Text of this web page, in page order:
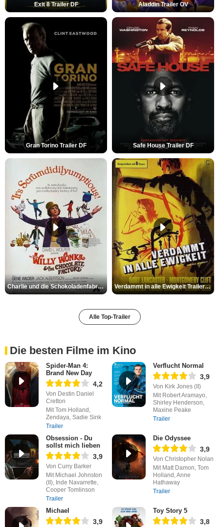
Exit 8 Trailer DF Aladdin Trailer OV
Gran Torino Trailer DF Safe House Trailer DF
Charlie und die Schokoladenfabrik Trailer OV Verdammt in alle Ewigkeit Trailer OV
Alle Top-Trailer
Die besten Filme im Kino
Spider-Man 4:
Brand New Day
4,2
Von Destin Daniel
Cretton
Mit Tom Holland,
Zendaya, Sadie Sink
Trailer
Verflucht Normal
3,9
Von Kirk Jones (II)
Mit Robert Aramayo,
Shirley Henderson,
Maxine Peake
Trailer
Obsession - Du
sollst mich lieben
3,9
Von Curry Barker
Mit Michael Johnston
(II), Inde Navarrette,
Cooper Tomlinson
Trailer
Die Odyssee
3,9
Von Christopher Nolan
Mit Matt Damon, Tom
Holland, Anne
Hathaway
Trailer
Michael
3,9
Toy Story 5
3,8